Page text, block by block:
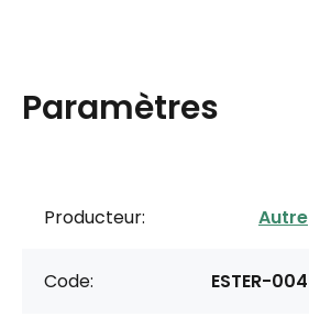
Paramètres
Producteur: Autre
Code: ESTER-004